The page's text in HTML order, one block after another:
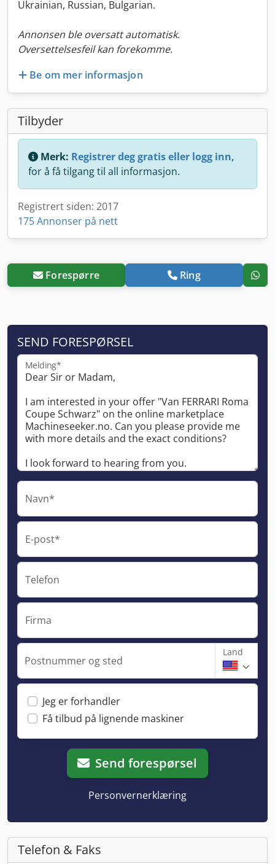
Ukrainian, Russian, Bulgarian.
Annonsen ble oversatt automatisk.
Oversettelsesfeil kan forekomme.
Be om mer informasjon
Tilbyder
Merk: Registrer deg gratis eller logg inn,
for å få tilgang til all informasjon.
Registrert siden: 2017
175 Annonser på nett
Forespørre Ring
SEND FORESPØRSEL
Melding*
Navn*
E-post*
Telefon
Firma
Postnummer og sted
Land
Jeg er forhandler
Få tilbud på lignende maskiner
Send forespørsel
Personvernerklæring
Telefon & Faks